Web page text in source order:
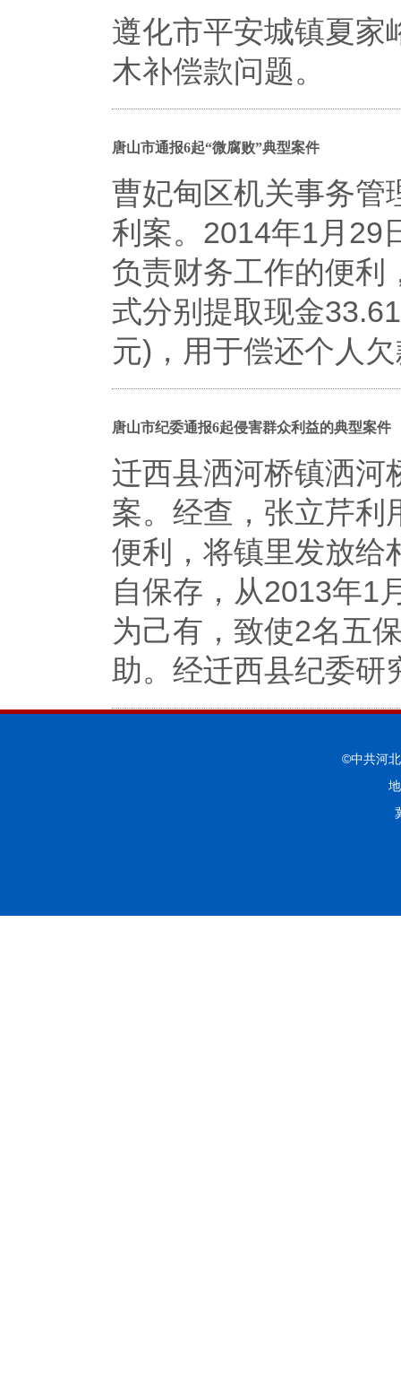
遵化市平安城镇夏家
木补偿款问题。
唐山市通报6起“微腐败”典型案件
曹妃甸区机关事务管
利案。2014年1月29
负责财务工作的便利
式分别提取现金
元)，用于偿还个人
唐山市纪委通报6起侵害群众利益的典型案件
迁西县洒河桥镇洒河
案。经查，张立芹利
便利，将镇里发放给
自保存，从2013年1
为己有，致使2名五
助。经迁西县纪委研
©中共河